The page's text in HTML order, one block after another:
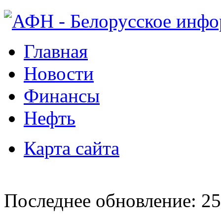
Главная
Новости
Финансы
Нефть
Карта сайта
Последнее обновление: